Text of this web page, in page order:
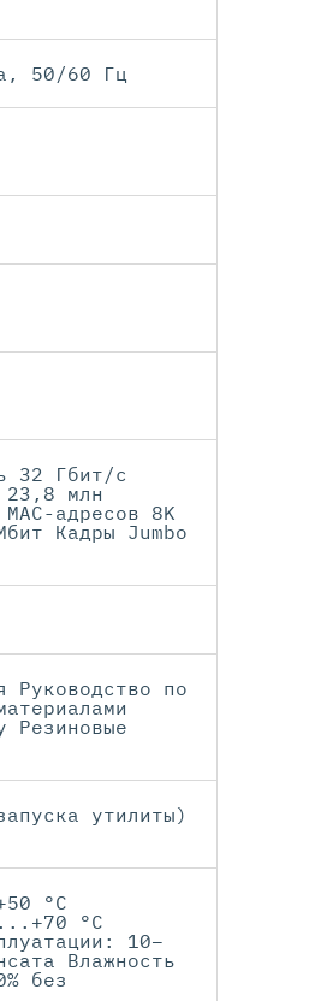
50/60 Гц
32 Гбит/с
23,8 млн
адресов 8K
Кадры Jumbo
Руководство по
Резиновые
утилиты)
°C
°C
10–
Влажность
без